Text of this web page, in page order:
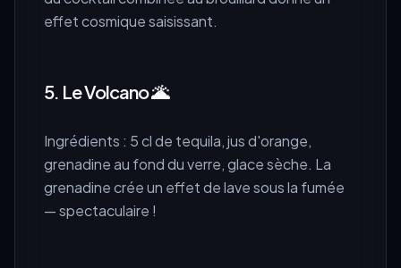
effet cosmique saisissant.
5. Le Volcano 🌋
Ingrédients : 5 cl de tequila, jus d'orange,
grenadine au fond du verre, glace sèche. La
grenadine crée un effet de lave sous la fumée
— spectaculaire !